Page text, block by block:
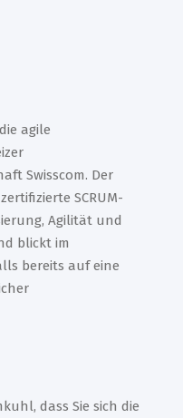
agile
Swisscom. Der
SCRUM-
Agilität und
blickt im
bereits auf eine
dass Sie sich die